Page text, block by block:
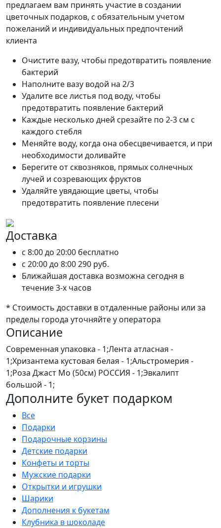
предлагаем вам принять участие в создании
цветочных подарков, с обязательным учетом
пожеланий и индивидуальных предпочтений
клиента
Очистите вазу, чтобы предотвратить появление
бактерий
Наполните вазу водой на 2/3
Удалите все листья под воду, чтобы
предотвратить появление бактерий
Каждые несколько дней срезайте по 2-3 см с
каждого стебля
Меняйте воду, когда она обесцвечивается, и при
необходимости доливайте
Берегите от сквозняков, прямых солнечных
лучей и созревающих фруктов
Удаляйте увядающие цветы, чтобы
предотвратить появление плесени
Доставка
c 8:00 до 20:00 бесплатно
c 20:00 до 8:00290 руб.
Ближайшая доставка возможна сегодня в
течение 3-х часов
* Стоимость доставки в отдаленные районы или за
пределы города уточняйте у оператора
Описание
Современная упаковка - 1;Лента атласная -
1;Хризантема кустовая белая - 1;Альстромерия -
1;Роза Джаст Мо (50см) РОССИЯ - 1;Эвкалипт
большой - 1;
Дополните букет подарком
Все
Подарки
Подарочные корзины
Детские подарки
Конфеты и торты
Мужские подарки
Открытки и игрушки
Шарики
Дополнения к букетам
Клубника в шоколаде